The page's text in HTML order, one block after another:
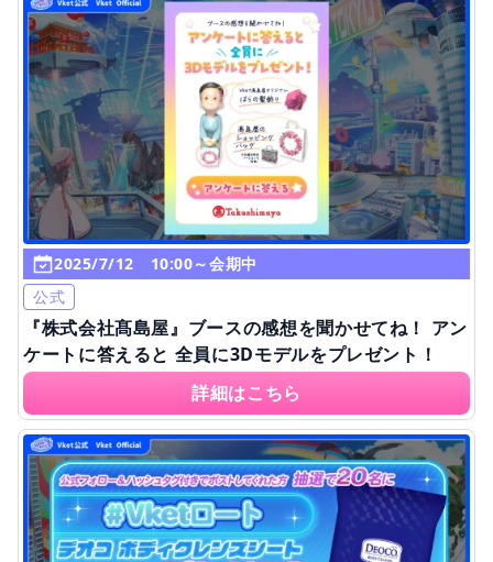
2025/7/12 10:00～会期中
公式
『株式会社髙島屋』ブースの感想を聞かせてね！ アン
ケートに答えると 全員に3Dモデルをプレゼント！
詳細はこちら